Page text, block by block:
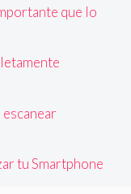
que lo
tu Smartphone